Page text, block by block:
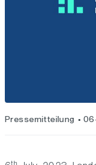
Pressemitteilung
th